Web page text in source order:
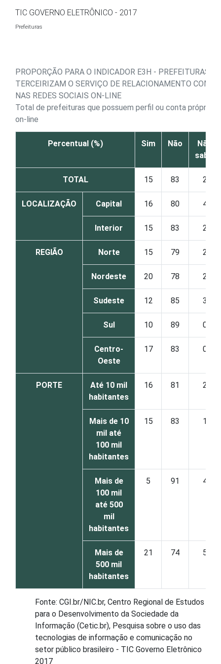
TIC GOVERNO ELETRÔNICO - 2017
Prefeituras
PROPORÇÃO PARA O INDICADOR E3H - PREFEITURAS
TERCEIRIZAM O SERVIÇO DE RELACIONAMENTO COM
NAS REDES SOCIAIS ON-LINE
Total de prefeituras que possuem perfil ou conta próprios
on-line
Percentual (%) Sim Não
Não
sabe
TOTAL 15 83 2
LOCALIZAÇÃO Capital 16 80 4
Interior 15 83 2
REGIÃO Norte 15 79 2
Nordeste 20 78 2
Sudeste 12 85 3
Sul 10 89 0
Centro-
Oeste
17 83 0
PORTE
Até 10 mil
habitantes
16 81 2
Mais de 10
mil até
100 mil
habitantes
15 83 1
Mais de
100 mil
até 500
mil
habitantes
5 91 4
Mais de
500 mil
habitantes
21 74 5
Fonte: CGI.br/NIC.br, Centro Regional de Estudos
para o Desenvolvimento da Sociedade da
Informação (Cetic.br), Pesquisa sobre o uso das
tecnologias de informação e comunicação no
setor público brasileiro - TIC Governo Eletrônico
2017